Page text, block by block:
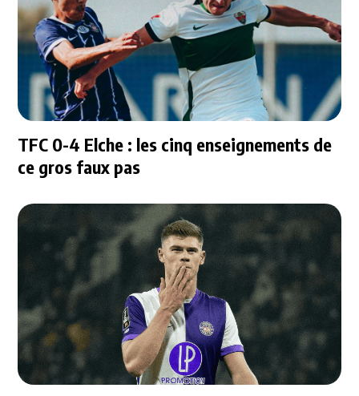
TFC 0-4 Elche : les cinq enseignements de
ce gros faux pas